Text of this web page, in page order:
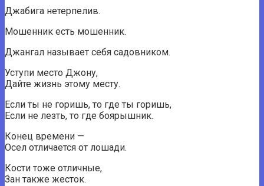
Джабига нетерпелив.
Мошенник есть мошенник.
Джангал называет себя садовником.
Уступи место Джону,
Дайте жизнь этому месту.
Если ты не горишь, то где ты горишь,
Если не лезть, то где боярышник.
Конец времени —
Осел отличается от лошади.
Кости тоже отличные,
Зан также жесток.